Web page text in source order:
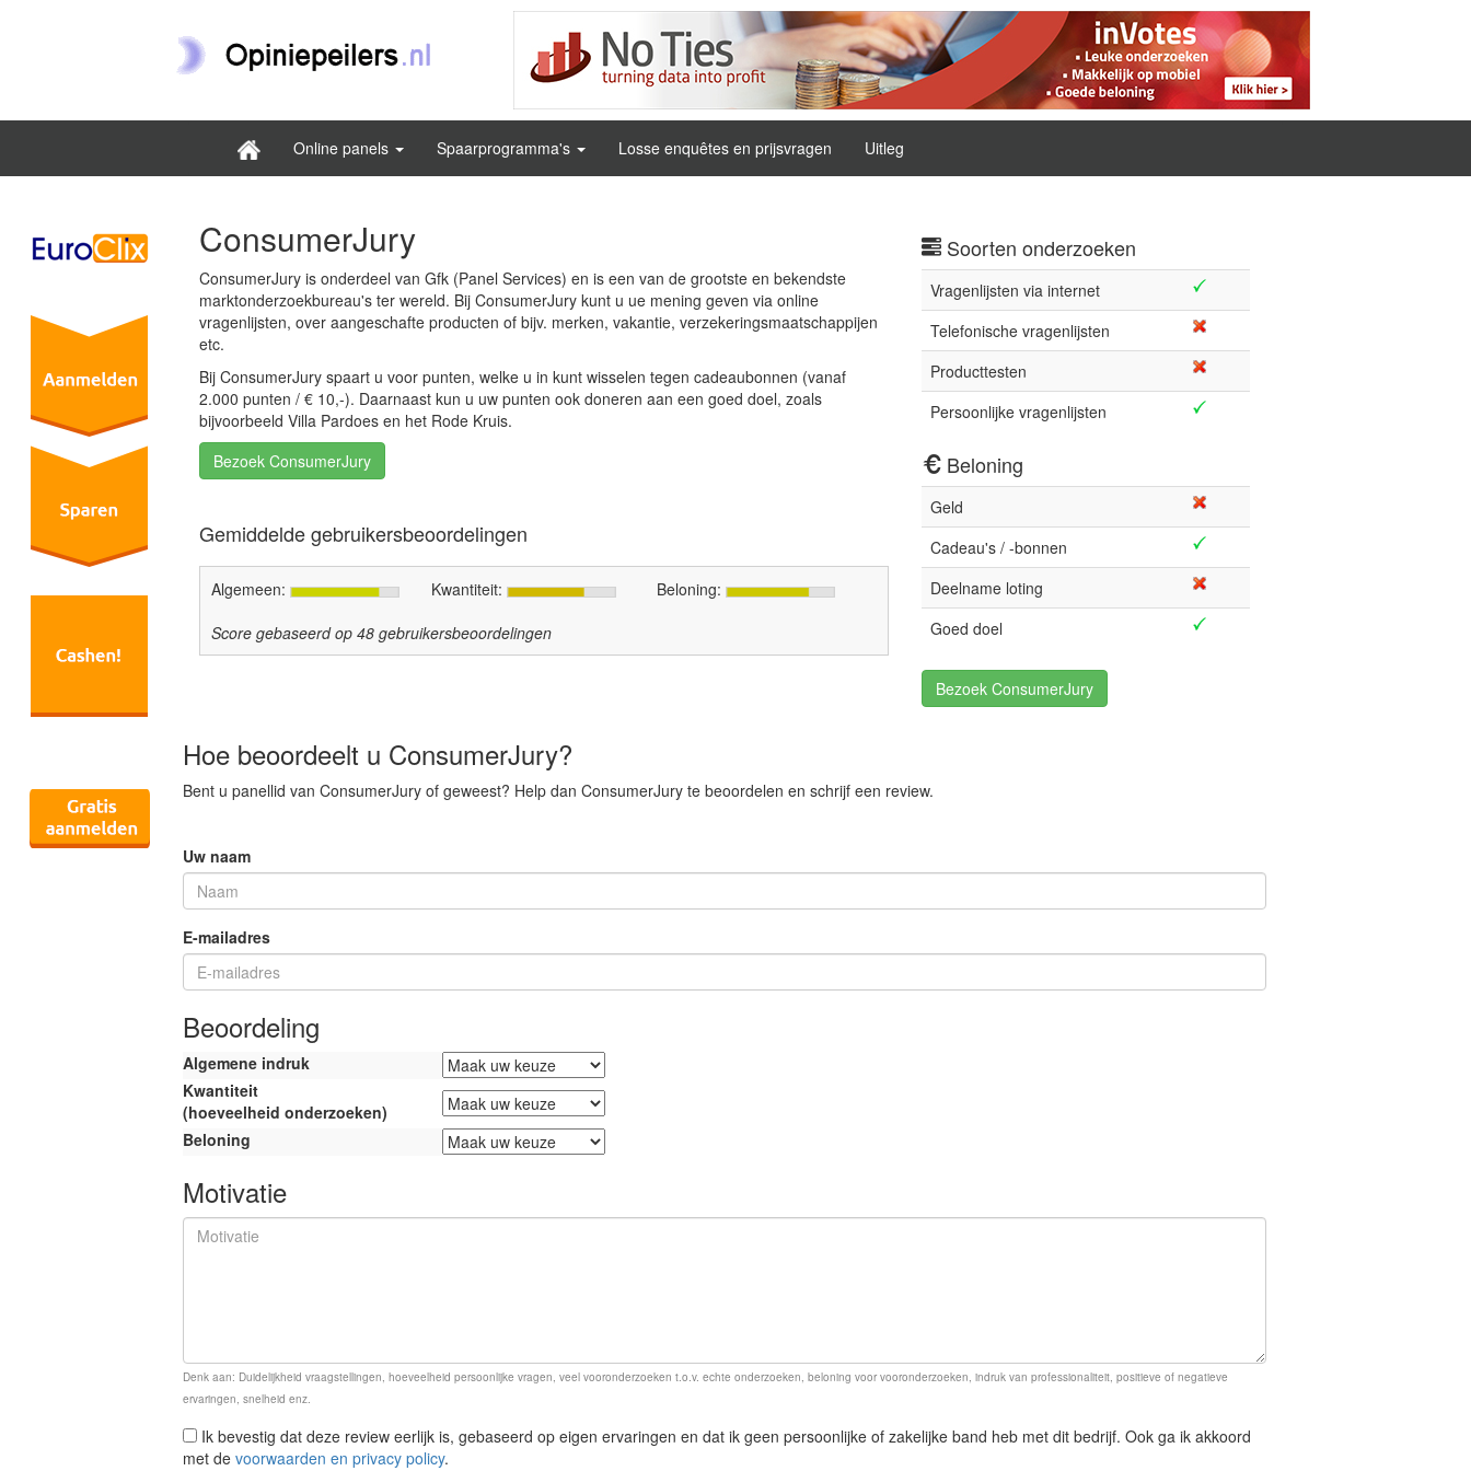
Online panels Spaarprogramma's Losse enquêtes en prijsvragen Uitleg
ConsumerJury
ConsumerJury is onderdeel van Gfk (Panel Services) en is een van de grootste en bekendste
marktonderzoekbureau's ter wereld. Bij ConsumerJury kunt u ue mening geven via online
vragenlijsten, over aangeschafte producten of bijv. merken, vakantie, verzekeringsmaatschappijen
etc.
Bij ConsumerJury spaart u voor punten, welke u in kunt wisselen tegen cadeaubonnen (vanaf
2.000 punten / € 10,-). Daarnaast kun u uw punten ook doneren aan een goed doel, zoals
bijvoorbeeld Villa Pardoes en het Rode Kruis.
Bezoek ConsumerJury
Gemiddelde gebruikersbeoordelingen
Algemeen: Kwantiteit:
Beloning:
Score gebaseerd op 48 gebruikersbeoordelingen
Soorten onderzoeken
Vragenlijsten via internet
Telefonische vragenlijsten
Producttesten
Persoonlijke vragenlijsten
Beloning
Geld
Cadeau's / -bonnen
Deelname loting
Goed doel
Bezoek ConsumerJury
Hoe beoordeelt u ConsumerJury?
Bent u panellid van ConsumerJury of geweest? Help dan ConsumerJury te beoordelen en schrijf een review.
Uw naam
E-mailadres
Beoordeling
Algemene indruk
Kwantiteit
(hoeveelheid onderzoeken)
Beloning
Motivatie
Denk aan: Duidelijkheid vraagstellingen, hoeveelheid persoonlijke vragen, veel vooronderzoeken t.o.v. echte onderzoeken, beloning voor vooronderzoeken, indruk van professionaliteit, positieve of negatieve
ervaringen, snelheid enz.
Ik bevestig dat deze review eerlijk is, gebaseerd op eigen ervaringen en dat ik geen persoonlijke of zakelijke band heb met dit bedrijf. Ook ga ik akkoord
met de voorwaarden en privacy policy.